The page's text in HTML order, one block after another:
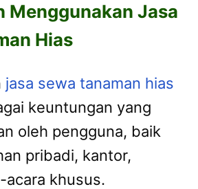
Menggunakan Jasa
Hias
jasa sewa tanaman hias
keuntungan yang
oleh pengguna, baik
pribadi, kantor,
acara khusus.